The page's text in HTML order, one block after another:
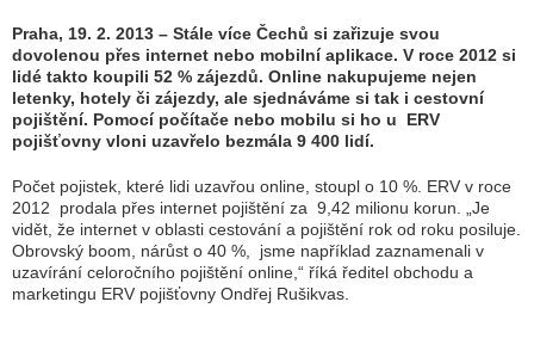
Praha, 19. 2. 2013 – Stále více Čechů si zařizuje svou
dovolenou přes internet nebo mobilní aplikace. V roce 2012 si
lidé takto koupili 52 % zájezdů. Online nakupujeme nejen
letenky, hotely či zájezdy, ale sjednáváme si tak i cestovní
pojištění. Pomocí počítače nebo mobilu si ho u ERV
pojišťovny vloni uzavřelo bezmála 9 400 lidí.
Počet pojistek, které lidi uzavřou online, stoupl o 10 %. ERV v roce
2012 prodala přes internet pojištění za 9,42 milionu korun.
„Je
vidět, že internet v oblasti cestování a pojištění rok od roku posiluje.
Obrovský boom, nárůst o 40 %, jsme například zaznamenali v
uzavírání celoročního pojištění online, “ říká ředitel obchodu a
marketingu ERV pojišťovny Ondřej Rušikvas.